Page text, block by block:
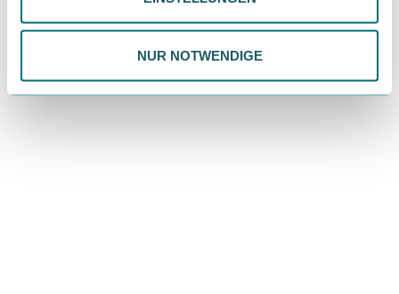
Datenschutzrichtlinie.
NUR NOTWENDIGE